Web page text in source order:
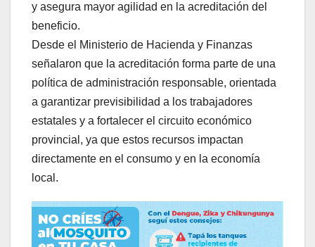
y asegura mayor agilidad en la acreditación del
beneficio.
Desde el Ministerio de Hacienda y Finanzas
señalaron que la acreditación forma parte de una
política de administración responsable, orientada
a garantizar previsibilidad a los trabajadores
estatales y a fortalecer el circuito económico
provincial, ya que estos recursos impactan
directamente en el consumo y en la economía
local.